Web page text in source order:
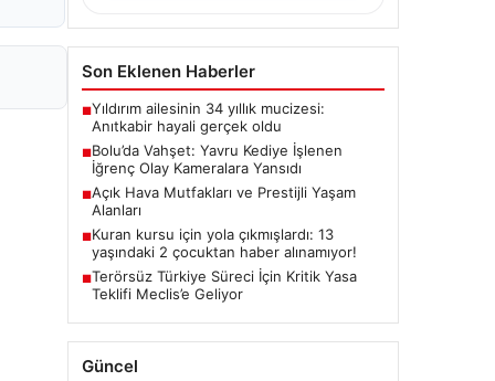
Son Eklenen Haberler
■Yıldırım ailesinin 34 yıllık mucizesi:
Anıtkabir hayali gerçek oldu
■Bolu’da Vahşet: Yavru Kediye İşlenen
İğrenç Olay Kameralara Yansıdı
■Açık Hava Mutfakları ve Prestijli Yaşam
Alanları
■Kuran kursu için yola çıkmışlardı: 13
yaşındaki 2 çocuktan haber alınamıyor!
■Terörsüz Türkiye Süreci İçin Kritik Yasa
Teklifi Meclis’e Geliyor
Güncel